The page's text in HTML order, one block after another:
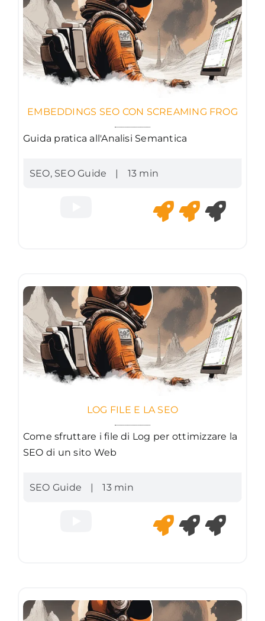
EMBEDDINGS SEO CON SCREAMING FROG
Guida pratica all'Analisi Semantica
SEO, SEO Guide | 13 min
LOG FILE E LA SEO
Come sfruttare i file di Log per ottimizzare la
SEO di un sito Web
SEO Guide | 13 min